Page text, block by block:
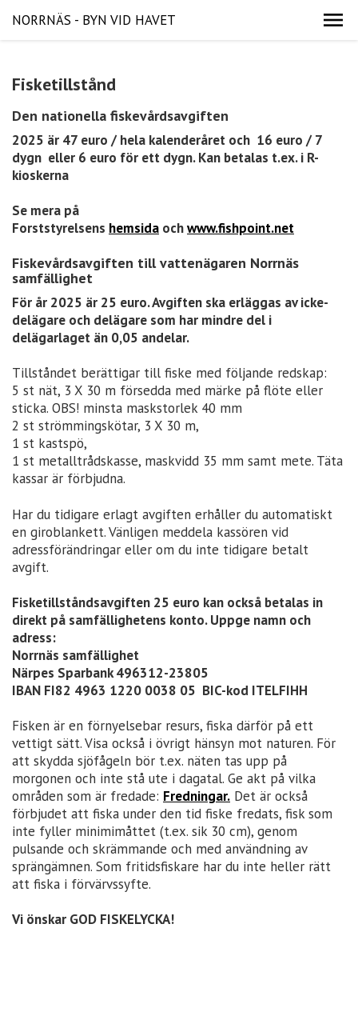
NORRNÄS - BYN VID HAVET
Fisketillstånd
Den nationella fiskevårdsavgiften
2025 är 47 euro / hela kalenderåret och 16 euro / 7
dygn eller 6 euro för ett dygn. Kan betalas t.ex. i R-
kioskerna
Se mera på
Forststyrelsens hemsida ochwww.fishpoint.net
Fiskevårdsavgiften till vattenägaren Norrnäs
samfällighet
För år 2025 är 25 euro. Avgiften ska erläggas av icke-
delägare och delägare som har mindre del i
delägarlaget än 0,05 andelar.
Tillståndet berättigar till fiske med följande redskap:
5 st nät, 3 X 30 m försedda med märke på flöte eller
sticka. OBS! minsta maskstorlek 40 mm
2 st strömmingskötar, 3 X 30 m,
1 st kastspö,
1 st metalltrådskasse, maskvidd 35 mm samt mete. Täta
kassar är förbjudna.
Har du tidigare erlagt avgiften erhåller du automatiskt
en giroblankett. Vänligen meddela kassören vid
adressförändringar eller om du inte tidigare betalt
avgift.
Fisketillståndsavgiften 25 euro kan också betalas in
direkt på samfällighetens konto. Uppge namn och
adress:
Norrnäs samfällighet
Närpes Sparbank 496312-23805
IBAN FI82 4963 1220 0038 05 BIC-kod ITELFIHH
Fisken är en förnyelsebar resurs, fiska därför på ett
vettigt sätt. Visa också i övrigt hänsyn mot naturen. För
att skydda sjöfågeln bör t.ex. näten tas upp på
morgonen och inte stå ute i dagatal. Ge akt på vilka
områden som är fredade: Fredningar. Det är också
förbjudet att fiska under den tid fiske fredats, fisk som
inte fyller minimimåttet (t.ex. sik 30 cm), genom
pulsande och skrämmande och med användning av
sprängämnen. Som fritidsfiskare har du inte heller rätt
att fiska i förvärvssyfte.
Vi önskar GOD FISKELYCKA!